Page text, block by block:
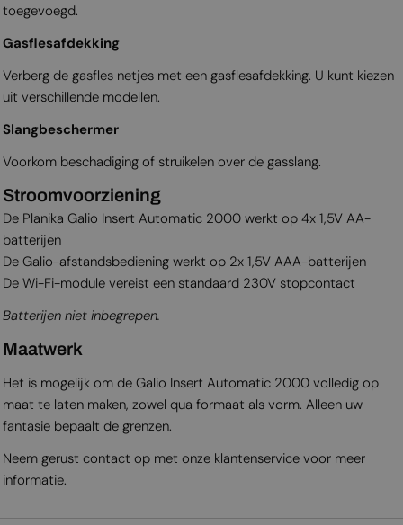
toegevoegd.
Gasflesafdekking
Verberg de gasfles netjes met een gasflesafdekking. U kunt kiezen
uit verschillende modellen.
Slangbeschermer
Voorkom beschadiging of struikelen over de gasslang.
Stroomvoorziening
De Planika Galio Insert Automatic 2000 werkt op 4x 1,5V AA-
batterijen
De Galio-afstandsbediening werkt op 2x 1,5V AAA-batterijen
De Wi-Fi-module vereist een standaard 230V stopcontact
Batterijen niet inbegrepen.
Maatwerk
Het is mogelijk om de Galio Insert Automatic 2000 volledig op
maat te laten maken, zowel qua formaat als vorm. Alleen uw
fantasie bepaalt de grenzen.
Neem gerust contact op met onze klantenservice voor meer
informatie.